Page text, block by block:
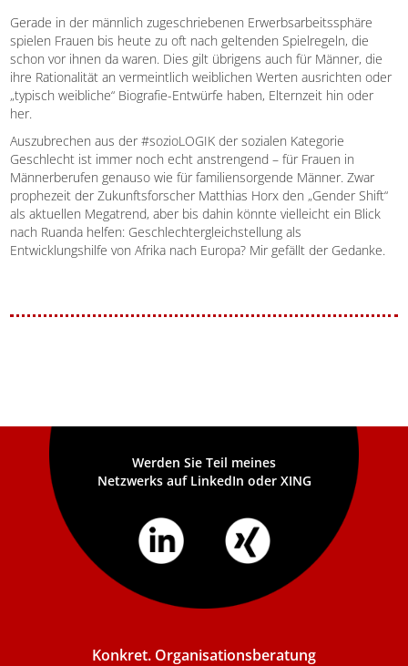
Gerade in der männlich zugeschriebenen Erwerbsarbeitssphäre
spielen Frauen bis heute zu oft nach geltenden Spielregeln, die
schon vor ihnen da waren. Dies gilt übrigens auch für Männer, die
ihre Rationalität an vermeintlich weiblichen Werten ausrichten oder
„typisch weibliche“ Biografie-Entwürfe haben, Elternzeit hin oder
her.
Auszubrechen aus der #sozioLOGIK der sozialen Kategorie
Geschlecht ist immer noch echt anstrengend – für Frauen in
Männerberufen genauso wie für familiensorgende Männer. Zwar
prophezeit der Zukunftsforscher Matthias Horx den „Gender Shift“
als aktuellen Megatrend, aber bis dahin könnte vielleicht ein Blick
nach Ruanda helfen: Geschlechtergleichstellung als
Entwicklungshilfe von Afrika nach Europa? Mir gefällt der Gedanke.
Werden Sie Teil meines
Netzwerks auf LinkedIn oder XING
Konkret. Organisationsberatung